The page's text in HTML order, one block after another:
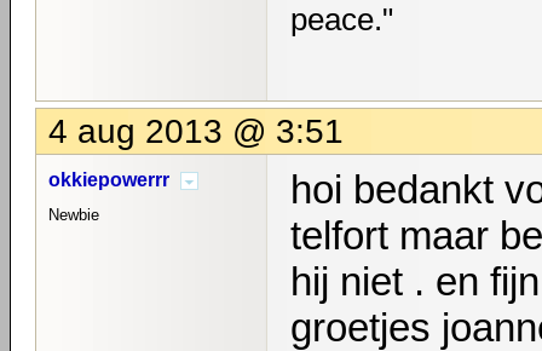
peace."
4 aug 2013 @ 3:51
okkiepowerrr
Newbie
hoi bedankt
telfort maar
hij niet . en
groetjes